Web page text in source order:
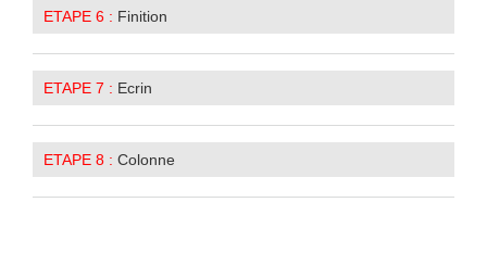
ETAPE 6 : Finition
ETAPE 7 : Ecrin
ETAPE 8 : Colonne